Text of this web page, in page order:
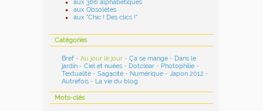
aux 366 alphabétiques
aux Obsolètes
aux "Chic ! Des clics !"
Catégories
Bref -Au jour le jour -Ça se mange - Dans le
jardin -Ciel et nuées - Dotclear - Photophilie -
Textualité -Sagacité - Numérique - Japon 2012 -
Autrefois - La vie du blog
Mots-clés